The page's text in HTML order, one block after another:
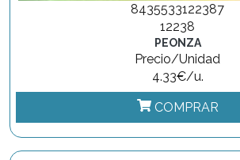
8435533122387
12238
PEONZA
Precio/Unidad
4.33€/u.
COMPRAR